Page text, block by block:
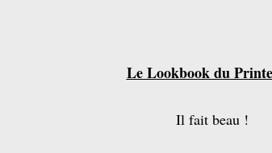
Le Lookbook du
Il fait beau !